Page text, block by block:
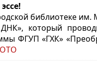
библиотеке им.
который
ФГУП «ГХК»